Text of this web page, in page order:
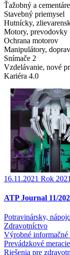
Ťažobný a
Stavebný priemysel
Hutnícky,
Motory, prevodovky
Ochrana motorov
Manipulátory,
Snímače 2
Vzdelávanie, nové
Kariéra 4.0
16.11.2021 Rok 2021
ATP Journal 11/
Potravinársky,
Zdravotníctvo
Výrobné informačné
Prevádzkové
Riešenia pre